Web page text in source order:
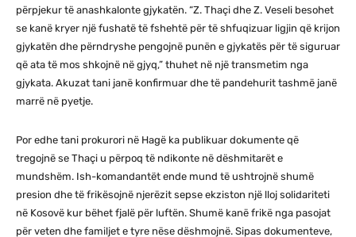
përpjekur të anashkalonte gjykatën. “Z. Thaçi dhe Z. Veseli besohet
se kanë kryer një fushatë të fshehtë për të shfuqizuar ligjin që krijon
gjykatën dhe përndryshe pengojnë punën e gjykatës për të siguruar
që ata të mos shkojnë në gjyq,” thuhet në një transmetim nga
gjykata. Akuzat tani janë konfirmuar dhe të pandehurit tashmë janë
marrë në pyetje.
Por edhe tani prokurori në Hagë ka publikuar dokumente që
tregojnë se Thaçi u përpoq të ndikonte në dëshmitarët e
mundshëm. Ish-komandantët ende mund të ushtrojnë shumë
presion dhe të frikësojnë njerëzit sepse ekziston një lloj solidariteti
në Kosovë kur bëhet fjalë për luftën. Shumë kanë frikë nga pasojat
për veten dhe familjet e tyre nëse dëshmojnë. Sipas dokumenteve,